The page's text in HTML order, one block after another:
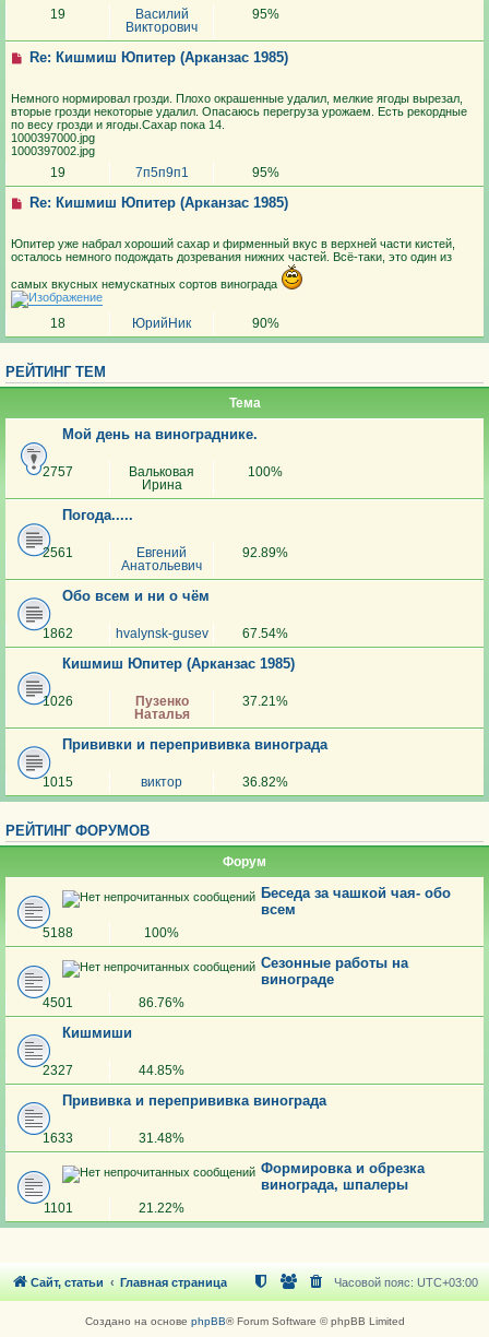
19
Василий
Викторович
95%
Re: Кишмиш Юпитер (Арканзас 1985)
Немного нормировал грозди. Плохо окрашенные удалил, мелкие ягоды вырезал,
вторые грозди некоторые удалил. Опасаюсь перегруза урожаем. Есть рекордные
по весу грозди и ягоды.Сахар пока 14.
1000397000.jpg
1000397002.jpg
19 7п5п9п1 95%
Re: Кишмиш Юпитер (Арканзас 1985)
Юпитер уже набрал хороший сахар и фирменный вкус в верхней части кистей,
осталось немного подождать дозревания нижних частей. Всё-таки, это один из
самых вкусных немускатных сортов винограда
18 ЮрийНик 90%
РЕЙТИНГ ТЕМ
Тема
Мой день на винограднике.
2757
Вальковая
Ирина
100%
Погода.....
2561
Евгений
Анатольевич
92.89%
Обо всем и ни о чём
1862 hvalynsk-gusev 67.54%
Кишмиш Юпитер (Арканзас 1985)
1026
Пузенко
Наталья
37.21%
Прививки и перепрививка винограда
1015 виктор 36.82%
РЕЙТИНГ ФОРУМОВ
Форум
Беседа за чашкой чая- обо
всем
5188 100%
Сезонные работы на
винограде
4501 86.76%
Кишмиши
2327 44.85%
Прививка и перепрививка винограда
1633 31.48%
Формировка и обрезка
винограда, шпалеры
1101 21.22%
Сайт, статьи Главная страница Часовой пояс: UTC+03:00
Создано на основе phpBB® Forum Software © phpBB Limited